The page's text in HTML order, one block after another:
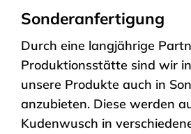
Sonderanfertigung
Durch eine langjährige
Produktionsstätte sind wir
unsere Produkte auch in
anzubieten. Diese werden
Kudenwusch in